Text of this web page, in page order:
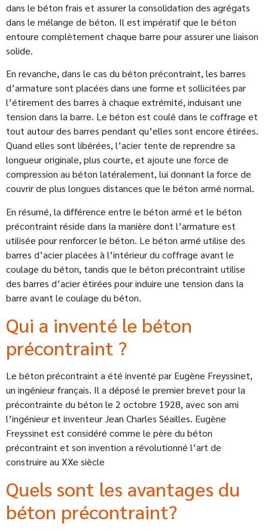
dans le béton frais et assurer la consolidation des agrégats
dans le mélange de béton. Il est impératif que le béton
entoure complètement chaque barre pour assurer une liaison
solide.
En revanche, dans le cas du béton précontraint, les barres
d’armature sont placées dans une forme et sollicitées par
l’étirement des barres à chaque extrémité, induisant une
tension dans la barre. Le béton est coulé dans le coffrage et
tout autour des barres pendant qu’elles sont encore étirées.
Quand elles sont libérées, l’acier tente de reprendre sa
longueur originale, plus courte, et ajoute une force de
compression au béton latéralement, lui donnant la force de
couvrir de plus longues distances que le béton armé normal.
En résumé, la différence entre le béton armé et le béton
précontraint réside dans la manière dont l’armature est
utilisée pour renforcer le béton. Le béton armé utilise des
barres d’acier placées à l’intérieur du coffrage avant le
coulage du béton, tandis que le béton précontraint utilise
des barres d’acier étirées pour induire une tension dans la
barre avant le coulage du béton.
Qui a inventé le béton
précontraint ?
Le béton précontraint a été inventé par Eugène Freyssinet,
un ingénieur français. Il a déposé le premier brevet pour la
précontrainte du béton le 2 octobre 1928, avec son ami
l’ingénieur et inventeur Jean Charles Séailles. Eugène
Freyssinet est considéré comme le père du béton
précontraint et son invention a révolutionné l’art de
construire au XXe siècle
Quels sont les avantages du
béton précontraint?